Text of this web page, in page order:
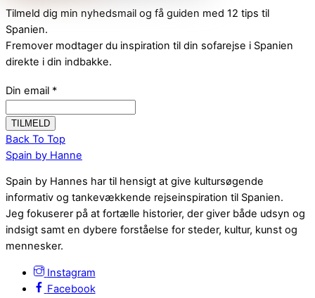
Tilmeld dig min nyhedsmail og få guiden med 12 tips til
Spanien.
Fremover modtager du inspiration til din sofarejse i Spanien
direkte i din indbakke.
Din email *
Back To Top
Spain by Hanne
Spain by Hannes har til hensigt at give kultursøgende
informativ og tankevækkende rejseinspiration til Spanien.
Jeg fokuserer på at fortælle historier, der giver både udsyn og
indsigt samt en dybere forståelse for steder, kultur, kunst og
mennesker.
Instagram
Facebook